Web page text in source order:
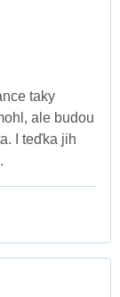
taky
ale budou
I teďka jih